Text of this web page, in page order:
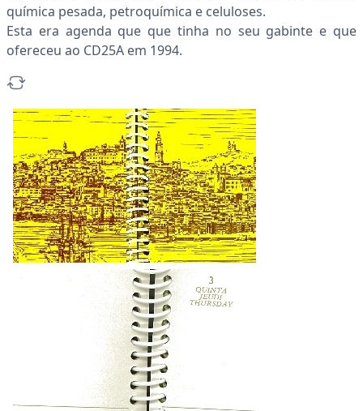
química pesada, petroquímica e celuloses.
Esta era agenda que que tinha no seu gabinte e que
ofereceu ao CD25A em 1994.